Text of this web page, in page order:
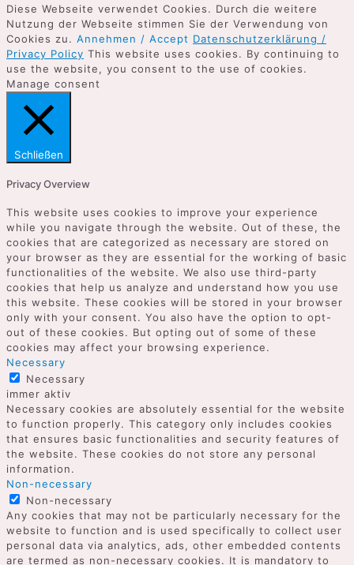
Diese Webseite verwendet Cookies. Durch die weitere
Nutzung der Webseite stimmen Sie der Verwendung von
Cookies zu. Annehmen / Accept Datenschutzerklärung /
Privacy Policy This website uses cookies. By continuing to
use the website, you consent to the use of cookies.
Manage consent
Schließen
Privacy Overview
This website uses cookies to improve your experience
while you navigate through the website. Out of these, the
cookies that are categorized as necessary are stored on
your browser as they are essential for the working of basic
functionalities of the website. We also use third-party
cookies that help us analyze and understand how you use
this website. These cookies will be stored in your browser
only with your consent. You also have the option to opt-
out of these cookies. But opting out of some of these
cookies may affect your browsing experience.
Necessary
Necessary
immer aktiv
Necessary cookies are absolutely essential for the website
to function properly. This category only includes cookies
that ensures basic functionalities and security features of
the website. These cookies do not store any personal
information.
Non-necessary
Non-necessary
Any cookies that may not be particularly necessary for the
website to function and is used specifically to collect user
personal data via analytics, ads, other embedded contents
are termed as non-necessary cookies. It is mandatory to